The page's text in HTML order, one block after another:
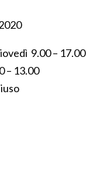
9.00 – 17.00
– 13.00